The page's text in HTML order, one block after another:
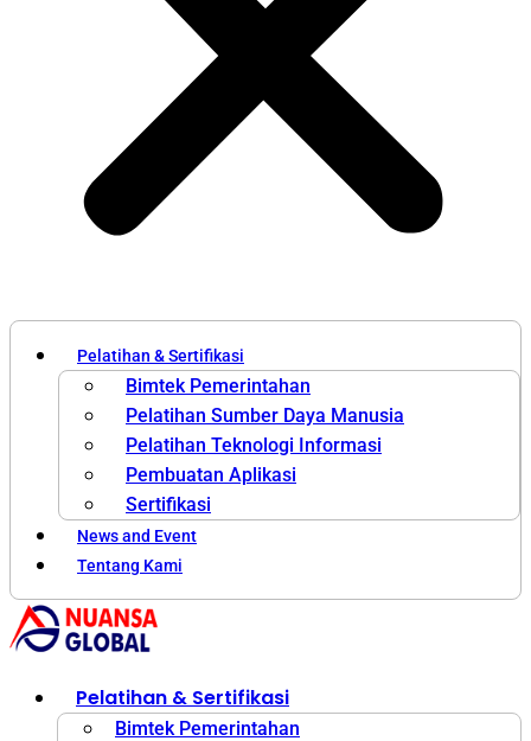
Pelatihan & Sertifikasi
Bimtek Pemerintahan
Pelatihan Sumber Daya Manusia
Pelatihan Teknologi Informasi
Pembuatan Aplikasi
Sertifikasi
News and Event
Tentang Kami
Pelatihan & Sertifikasi
Bimtek Pemerintahan